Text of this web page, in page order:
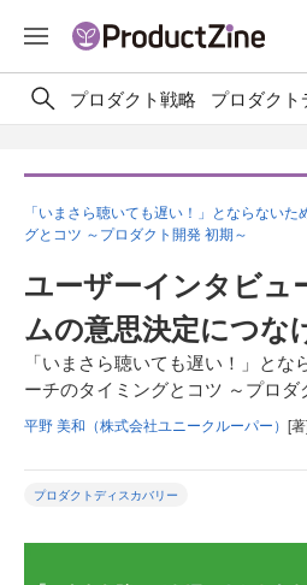
プロダクト戦略 プロダク
「いまさら聴いても遅い！」とならない
グとコツ ～プロダクト開発 初期～
ユーザーインタビュ
ムの意思決定につな
「いまさら聴いても遅い！」と
ーチのタイミングとコツ ～プロ
平野 美和（株式会社ユニークルーパー） [
プロダクトディスカバリー